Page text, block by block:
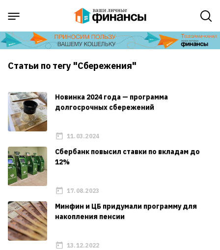
Статьи по тегу "Сбережения"
Новинка 2024 года — программа
долгосрочных сбережений
11.03.2024
Сбербанк повысил ставки по вкладам до
12%
17.08.2023
Минфин и ЦБ придумали программу для
накопления пенсии
13.12.2022